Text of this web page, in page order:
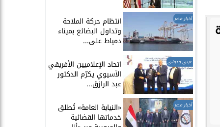
أخبار مصر انتظام حركة الملاحة
وتداول البضائع بميناء
دمياط على...
عربي ودولي اتحاد الإعلاميين الأفريقي
الآسيوي يكرّم الدكتور
عبد الرازق...
أخبار مصر ​«النيابة العامة» تُطلق
خدماتها القضائية